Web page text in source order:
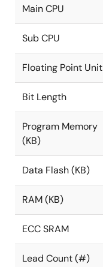
Main CPU
Sub CPU
Floating Point Unit
Bit Length
Program Memory
(KB)
Data Flash (KB)
RAM (KB)
ECC SRAM
Lead Count (#)